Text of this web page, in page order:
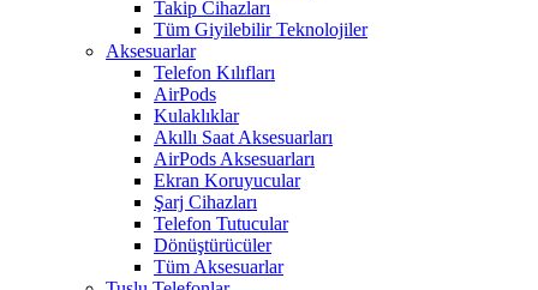
Takip Cihazları
Tüm Giyilebilir Teknolojiler
Aksesuarlar
Telefon Kılıfları
AirPods
Kulaklıklar
Akıllı Saat Aksesuarları
AirPods Aksesuarları
Ekran Koruyucular
Şarj Cihazları
Telefon Tutucular
Dönüştürücüler
Tüm Aksesuarlar